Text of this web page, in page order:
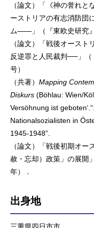
（論文）「《神の誉れ
ーストリアの有志消防団
ム——」（『東欧史研究
（論文）「戦後オース
反逆罪と人民裁判──」（
号）
（共著） Mapping
Diskurs (Böhlau: Wien/
Versöhnung ist
Nationalsozialisten in
1945-1948”.
（論文）「戦後初期オ
赦・忘却）政策」の展開
年）．
出身地
三重県四日市市